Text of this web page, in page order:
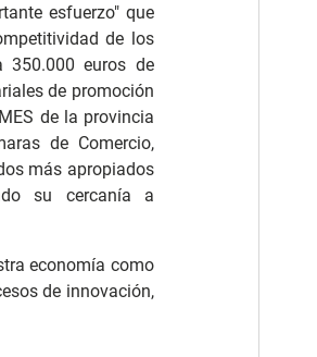
esfuerzo" que
de los
350.000 euros de
de promoción
de la provincia
de Comercio,
más apropiados
su cercanía a
economía como
de innovación,